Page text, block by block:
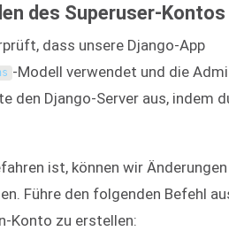
des Superuser-Kontos
dass unsere Django-App
-Modell verwendet und die
den Django-Server aus, indem
ist, können wir
Führe den folgenden Befehl
Konto zu erstellen: